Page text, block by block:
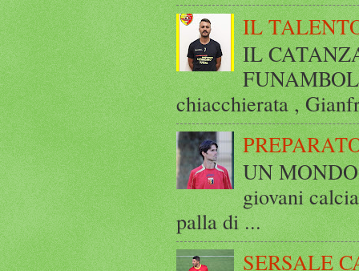
IL
IL
chiacchierata ,
UN
giovani
palla di ...
SERSALE